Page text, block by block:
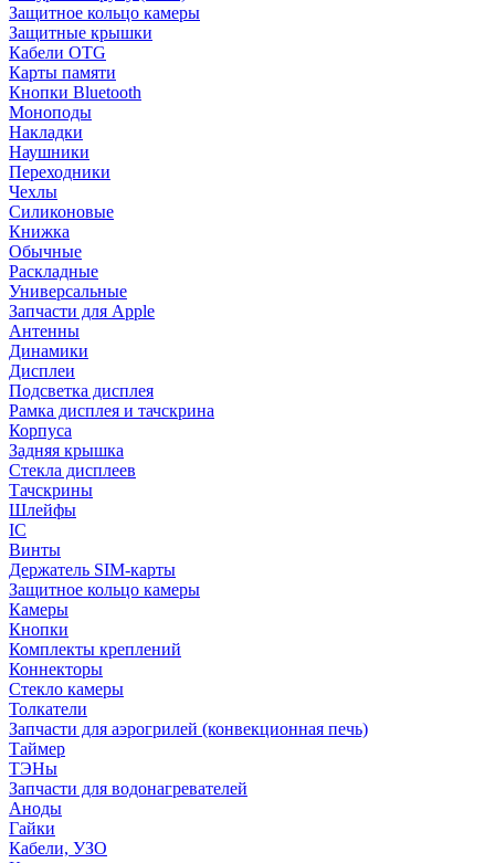
Защитное кольцо камеры
Защитные крышки
Кабели OTG
Карты памяти
Кнопки Bluetooth
Моноподы
Накладки
Наушники
Переходники
Чехлы
Силиконовые
Книжка
Обычные
Раскладные
Универсальные
Запчасти для Apple
Антенны
Динамики
Дисплеи
Подсветка дисплея
Рамка дисплея и тачскрина
Корпуса
Задняя крышка
Стекла дисплеев
Тачскрины
Шлейфы
IC
Винты
Держатель SIM-карты
Защитное кольцо камеры
Камеры
Кнопки
Комплекты креплений
Коннекторы
Стекло камеры
Толкатели
Запчасти для аэрогрилей (конвекционная печь)
Таймер
ТЭНы
Запчасти для водонагревателей
Аноды
Гайки
Кабели, УЗО